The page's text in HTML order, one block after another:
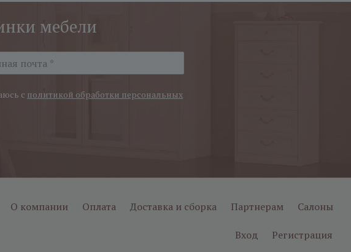
мебели
с политикой обработки персональных
О компании Оплата Доставка и сборка Партнерам Салоны
Вход Регистрация